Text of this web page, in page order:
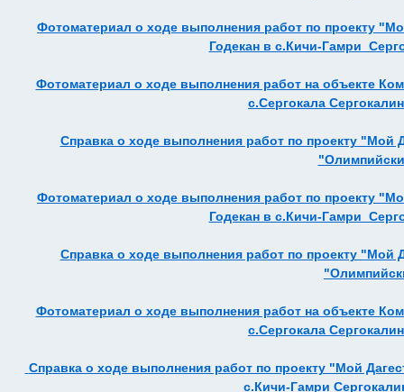
Фотоматериал о ходе выполнения работ по проекту
Годекан в с.Кичи-Гамри
Фотоматериал о ходе выполнения работ на объекте
с.Сергокала
Справка о ходе выполнения работ по проекту "Мой
Фотоматериал о ходе выполнения работ по проекту
Годекан в с.Кичи-Гамри
Справка о ходе выполнения работ по проекту "Мой
Фотоматериал о ходе выполнения работ на объекте
с.Сергокала
Справка о ходе выполнения работ по проекту "Мой
с.Кичи-Гамри